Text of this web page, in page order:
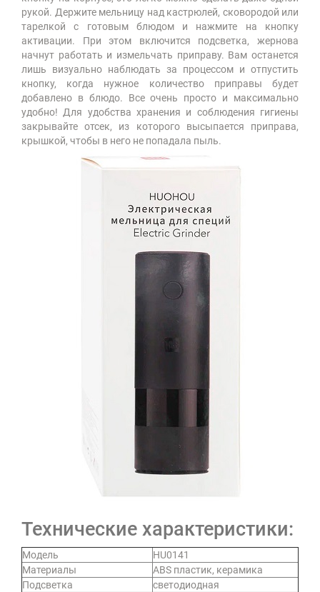
рукой. Держите мельницу над кастрюлей, сковородой или
тарелкой с готовым блюдом и нажмите на кнопку
активации. При этом включится подсветка, жернова
начнут работать и измельчать приправу. Вам останется
лишь визуально наблюдать за процессом и отпустить
кнопку, когда нужное количество приправы будет
добавлено в блюдо. Все очень просто и максимально
удобно! Для удобства хранения и соблюдения гигиены
закрывайте отсек, из которого высыпается приправа,
крышкой, чтобы в него не попадала пыль.
Технические характеристики:
Модель
HU0141
Материалы
ABS пластик, керамика
Подсветка
светодиодная